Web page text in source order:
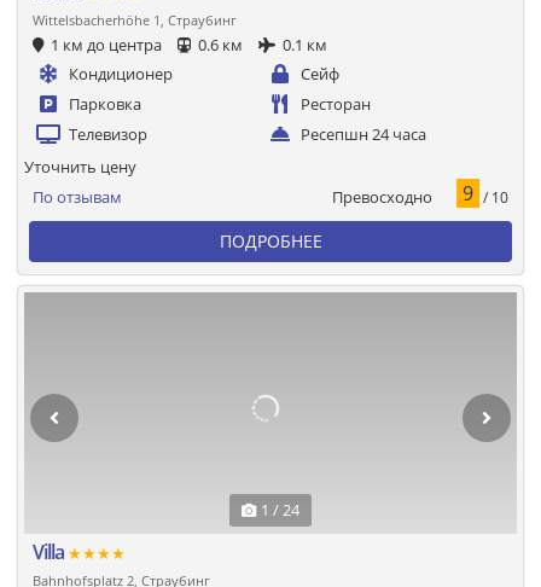
Wittelsbacherhöhe 1, Страубинг
1 км до центра 0.6 км
0.1 км
Кондиционер
Сейф
Парковка
Ресторан
Телевизор
Ресепшн 24 часа
По отзывам Превосходно 9 / 10
Уточнить цену
ПОДРОБНЕЕ
1 / 24
Villa ★★★★
Bahnhofsplatz 2, Страубинг